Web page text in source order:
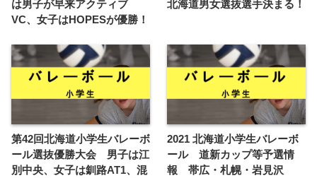
は男子が早来アクティブ
VC、女子はHOPESが優勝！
北海道男女選抜選手決まる！
第42回北海道小学生バレーボ
ール選抜優勝大会 男子は江
別中央、女子は釧路AT1、混
2021 北海道小学生バレーボ
ール 道新カップ等予選情
報 帯広・札幌・岩見沢